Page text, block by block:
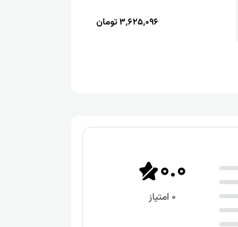
3,625,096 تومان
0.0
0 امتیاز